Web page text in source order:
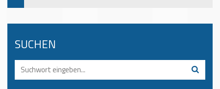
SUCHEN